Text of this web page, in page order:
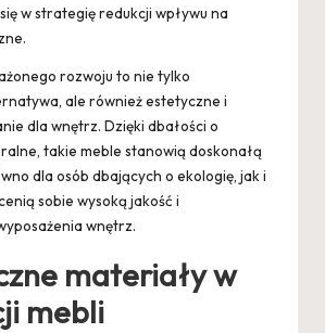
w strategię redukcji wpływu na
rozwoju to nie tylko
ale również estetyczne i
dla wnętrz. Dzięki dbałości o
takie meble stanowią doskonałą
dla osób dbających o ekologię, jak i
sobie wysoką jakość i
wnętrz.
materiały w
mebli